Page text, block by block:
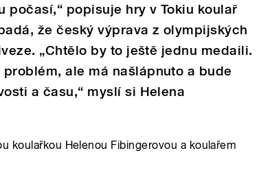
počasí,“ popisuje hry v Tokiu koulař
že český výprava z olympijských
„Chtělo by to ještě jednu medaili.
ale má našlápnuto a bude
a času,“ myslí si Helena
koulařkou Helenou Fibingerovou a koulařem